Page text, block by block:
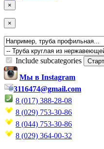
×
×
Include subcategories
Мы в Instagram
3116474@gmail.com
8 (017) 388-28-08
8 (029) 753-30-86
8 (044) 753-30-86
8 (029) 364-00-32